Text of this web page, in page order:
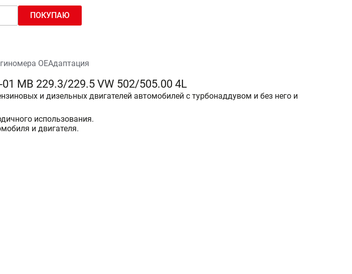
ПОКУПАЮ
номера ОЕАдаптация
MB 229.3/229.5 VW 502/505.00 4L
и дизельных двигателей автомобилей с турбонаддувом и без него и
использования.
и двигателя.